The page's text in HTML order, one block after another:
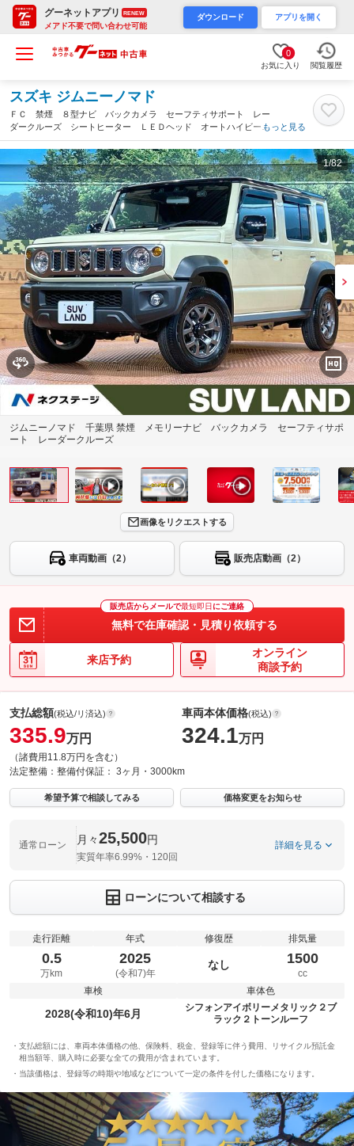
グーネットアプリ RENEW
メアド不要で問い合わせ可能
ダウンロード アプリを開く
0
お気に入り 閲覧履歴
スズキ ジムニーノマド
ＦＣ 禁煙 ８型ナビ バックカメラ セーフティサポート レー
ダークルーズ シートヒーター ＬＥＤヘッド オートハイビー
ム 純正１５インチアルミ フルセグ ＣＤ／ＤＶＤ再生 ドラレ
コ ＥＴＣ スマートキー（千葉県）
もっと見る
1/82
ジムニーノマド 千葉県 禁煙 メモリーナビ バックカメラ セーフティサポ
ート レーダークルーズ
画像をリクエストする
車両動画（2） 販売店動画（2）
販売店からメールで最短即日 にご連絡
無料で在庫確認・見積り依頼する
来店予約
オンライン
商談予約
支払総額(税込/リ済込)
335.9万円
（諸費用11.8万円を含む）
車両本体価格(税込)
324.1万円
法定整備： 整備付保証： 3ヶ月・3000km
希望予算で相談してみる 価格変更をお知らせ
通常ローン 月々25,500円
実質年率6.99%・120回
詳細を見る
ローンについて相談する
走行距離
0.5
万km
年式
2025
(令和7)年
修復歴
なし
排気量
1500
cc
車検
2028(令和10)年6月
車体色
シフォンアイボリーメタリック２ブ
ラック２トーンルーフ
支払総額には、車両本体価格の他、保険料、税金、登録等に伴う費用、リサイクル預託金
相当額等、購入時に必要な全ての費用が含まれています。
当該価格は、登録等の時期や地域などについて一定の条件を付した価格になります。